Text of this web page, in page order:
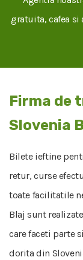
gratuita, cafea
Firma de
Slovenia
Bilete ieftine
retur, curse
toate facilitatile
Blaj sunt
care faceti parte
dorita din